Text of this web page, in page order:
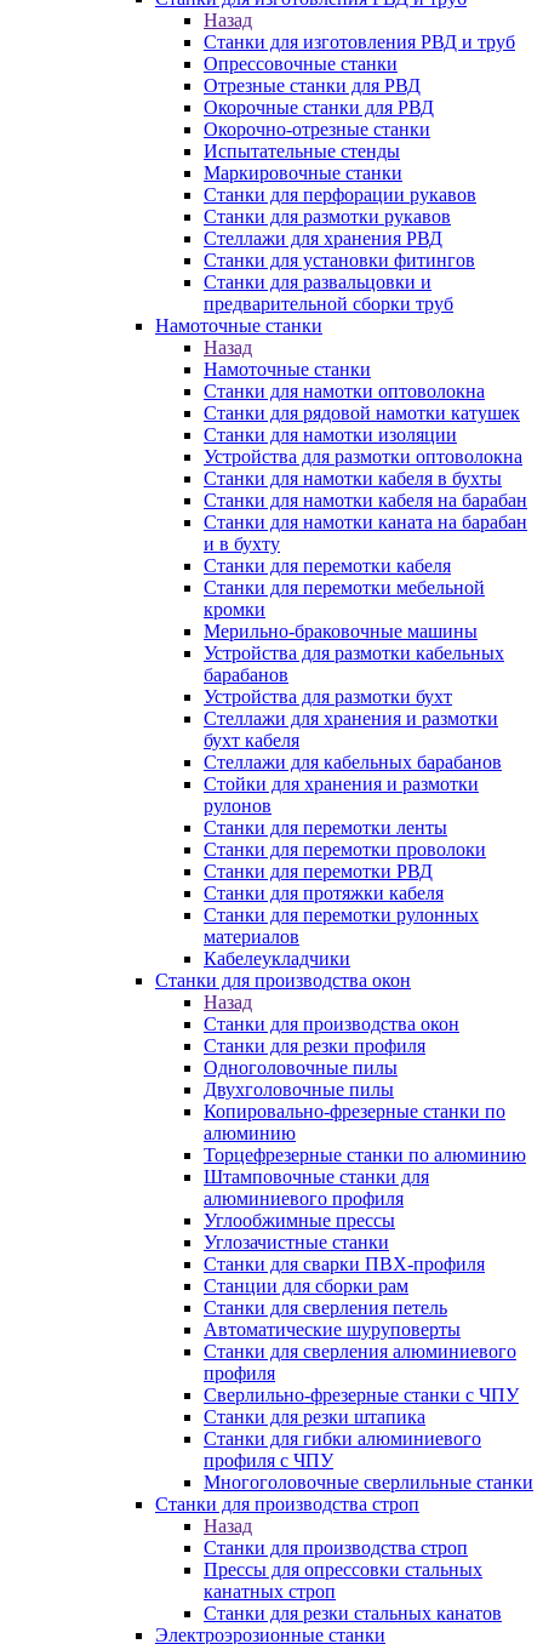
Назад
Станки для изготовления РВД и труб
Опрессовочные станки
Отрезные станки для РВД
Окорочные станки для РВД
Окорочно-отрезные станки
Испытательные стенды
Маркировочные станки
Станки для перфорации рукавов
Станки для размотки рукавов
Стеллажи для хранения РВД
Станки для установки фитингов
Станки для развальцовки и
предварительной сборки труб
Намоточные станки
Назад
Намоточные станки
Станки для намотки оптоволокна
Станки для рядовой намотки катушек
Станки для намотки изоляции
Устройства для размотки оптоволокна
Станки для намотки кабеля в бухты
Станки для намотки кабеля на барабан
Станки для намотки каната на барабан
и в бухту
Станки для перемотки кабеля
Станки для перемотки мебельной
кромки
Мерильно-браковочные машины
Устройства для размотки кабельных
барабанов
Устройства для размотки бухт
Стеллажи для хранения и размотки
бухт кабеля
Стеллажи для кабельных барабанов
Стойки для хранения и размотки
рулонов
Станки для перемотки ленты
Станки для перемотки проволоки
Станки для перемотки РВД
Станки для протяжки кабеля
Станки для перемотки рулонных
материалов
Кабелеукладчики
Станки для производства окон
Назад
Станки для производства окон
Станки для резки профиля
Одноголовочные пилы
Двухголовочные пилы
Копировально-фрезерные станки по
алюминию
Торцефрезерные станки по алюминию
Штамповочные станки для
алюминиевого профиля
Углообжимные прессы
Углозачистные станки
Станки для сварки ПВХ-профиля
Станции для сборки рам
Станки для сверления петель
Автоматические шуруповерты
Станки для сверления алюминиевого
профиля
Сверлильно-фрезерные станки с ЧПУ
Станки для резки штапика
Станки для гибки алюминиевого
профиля с ЧПУ
Многоголовочные сверлильные станки
Станки для производства строп
Назад
Станки для производства строп
Прессы для опрессовки стальных
канатных строп
Станки для резки стальных канатов
Электроэрозионные станки